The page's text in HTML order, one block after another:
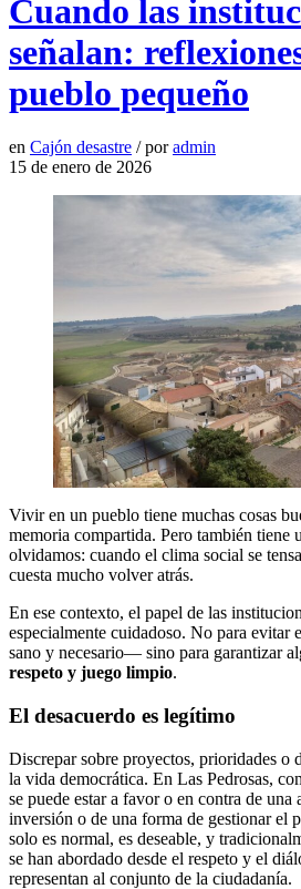
Cuando las
señalan:
pueblo pequeño
en Cajón desastre / poradmin
15 de enero de 2026
Vivir en un pueblo tiene muchas cosas
memoria compartida. Pero también tiene
olvidamos: cuando el clima social se
cuesta mucho volver atrás.
En ese contexto, el papel de las
especialmente cuidadoso. No para evitar
sano y necesario— sino para garantizar
respeto y juego limpio.
El desacuerdo es legítimo
Discrepar sobre proyectos, prioridades o
la vida democrática. En Las Pedrosas,
se puede estar a favor o en contra de una
inversión o de una forma de gestionar el
solo es normal, es deseable, y
se han abordado desde el respeto y el
representan al conjunto de la ciudadanía.